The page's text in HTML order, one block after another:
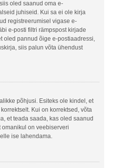
oled saanud oma e-
juhiseid. Kui sa ei ole kirja
registreerumisel vigase e-
e-posti filtri rämpspost kirjade
oled pannud õige e-postiaadressi,
siis palun võta ühendust
põhjusi. Esiteks ole kindel, et
Kui on korrektsed, võta
et teada saada, kas oled saanud
omanikul on veebiserveri
ise lahendama.